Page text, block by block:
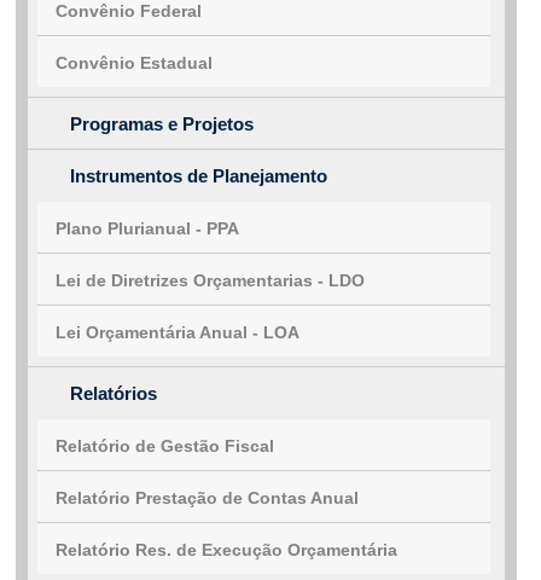
Convênio Federal
Convênio Estadual
Programas e Projetos
Instrumentos de Planejamento
Plano Plurianual - PPA
Lei de Diretrizes Orçamentarias - LDO
Lei Orçamentária Anual - LOA
Relatórios
Relatório de Gestão Fiscal
Relatório Prestação de Contas Anual
Relatório Res. de Execução Orçamentária